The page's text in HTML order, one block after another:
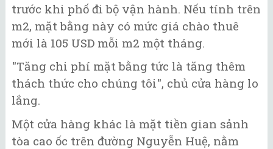
trước khi phố đi bộ vận hành. Nếu tính trên
m2, mặt bằng này có mức giá chào thuê
mới là 105 USD mỗi m2 một tháng.
"Tăng chi phí mặt bằng tức là tăng thêm
thách thức cho chúng tôi", chủ cửa hàng lo
lắng.
Một cửa hàng khác là mặt tiền gian sảnh
tòa cao ốc trên đường Nguyễn Huệ, nằm